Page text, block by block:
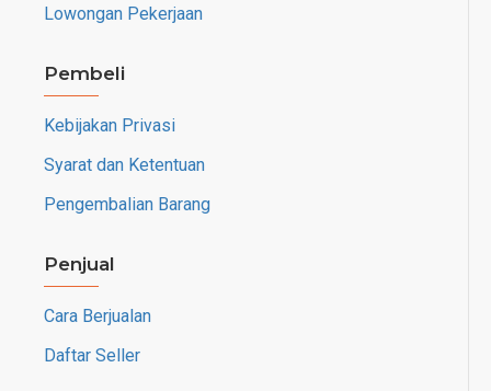
Lowongan Pekerjaan
Pembeli
Kebijakan Privasi
Syarat dan Ketentuan
Pengembalian Barang
Penjual
Cara Berjualan
Daftar Seller